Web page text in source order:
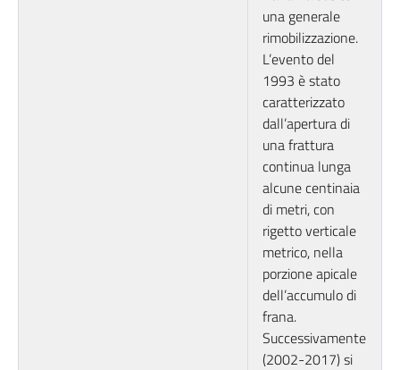
una generale
rimobilizzazione.
L’evento del
1993 è stato
caratterizzato
dall’apertura di
una frattura
continua lunga
alcune centinaia
di metri, con
rigetto verticale
metrico, nella
porzione apicale
dell’accumulo di
frana.
Successivamente
(2002-2017) si